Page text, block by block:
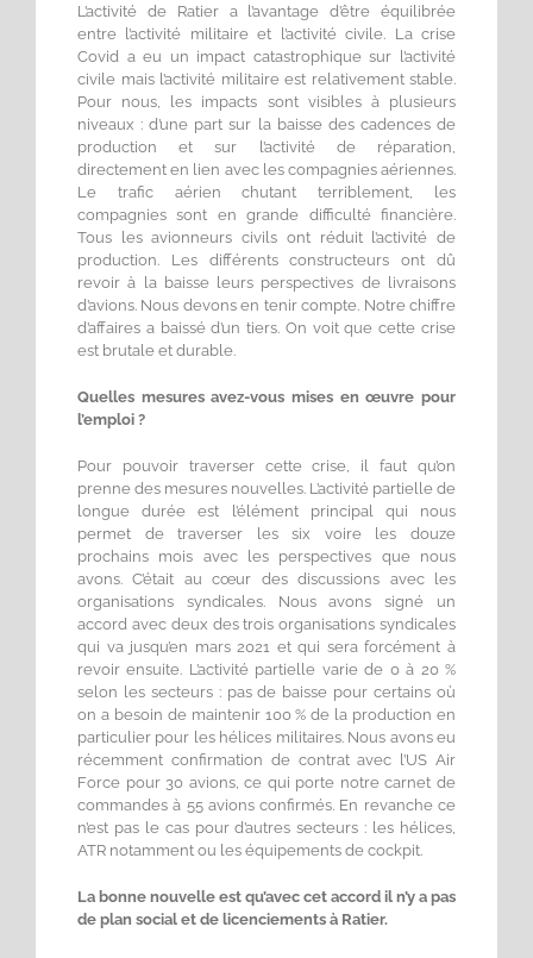
L’activité de Ratier a l’avantage d’être équilibrée
entre l’activité militaire et l’activité civile. La crise
Covid a eu un impact catastrophique sur l’activité
civile mais l’activité militaire est relativement stable.
Pour nous, les impacts sont visibles à plusieurs
niveaux : d’une part sur la baisse des cadences de
production et sur l’activité de réparation,
directement en lien avec les compagnies aériennes.
Le trafic aérien chutant terriblement, les
compagnies sont en grande difficulté financière.
Tous les avionneurs civils ont réduit l’activité de
production. Les différents constructeurs ont dû
revoir à la baisse leurs perspectives de livraisons
d’avions. Nous devons en tenir compte. Notre chiffre
d’affaires a baissé d’un tiers. On voit que cette crise
est brutale et durable.
Quelles mesures avez-vous mises en œuvre pour
l’emploi ?
Pour pouvoir traverser cette crise, il faut qu’on
prenne des mesures nouvelles. L’activité partielle de
longue durée est l’élément principal qui nous
permet de traverser les six voire les douze
prochains mois avec les perspectives que nous
avons. C’était au cœur des discussions avec les
organisations syndicales. Nous avons signé un
accord avec deux des trois organisations syndicales
qui va jusqu’en mars 2021 et qui sera forcément à
revoir ensuite. L’activité partielle varie de 0 à 20 %
selon les secteurs : pas de baisse pour certains où
on a besoin de maintenir 100 % de la production en
particulier pour les hélices militaires. Nous avons eu
récemment confirmation de contrat avec l’US Air
Force pour 30 avions, ce qui porte notre carnet de
commandes à 55 avions confirmés. En revanche ce
n’est pas le cas pour d’autres secteurs : les hélices,
ATR notamment ou les équipements de cockpit.
La bonne nouvelle est qu’avec cet accord il n’y a pas
de plan social et de licenciements à Ratier.